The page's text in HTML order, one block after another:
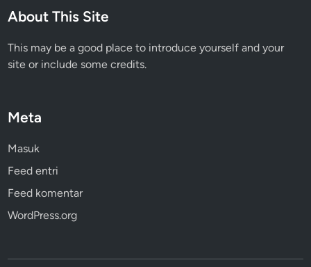
About This Site
This may be a good place to introduce yourself and your
site or include some credits.
Meta
Masuk
Feed entri
Feed komentar
WordPress.org